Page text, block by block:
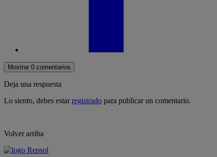
Mostrar 0 comentarios
Deja una respuesta
Lo siento, debes estarregistrado para publicar un comentario.
Volver arriba